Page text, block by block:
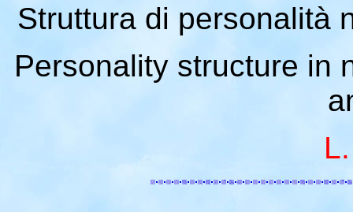
Struttura di personalità
Personality structure in